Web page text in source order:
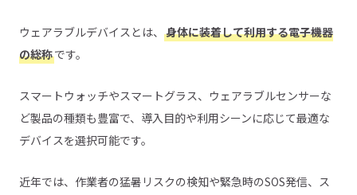
ウェアラブルデバイスとは、 身体に装着して利用する電子機器
の総称です。
スマートウォッチやスマートグラス、ウェアラブルセンサーな
ど製品の種類も豊富で、導入目的や利用シーンに応じて最適な
デバイスを選択可能です。
近年では、作業者の猛暑リスクの検知や緊急時のSOS発信、ス